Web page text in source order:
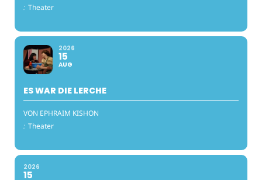
: Theater
2026
15
AUG
ES WAR DIE LERCHE
VON EPHRAIM KISHON
: Theater
2026
15